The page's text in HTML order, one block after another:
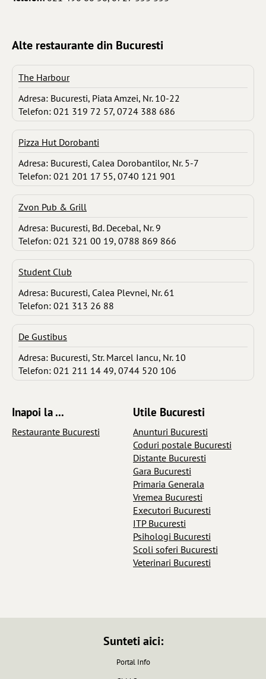
Alte restaurante din Bucuresti
The Harbour
Adresa: Bucuresti, Piata Amzei, Nr. 10-22
Telefon: 021 319 72 57, 0724 388 686
Pizza Hut Dorobanti
Adresa: Bucuresti, Calea Dorobantilor, Nr. 5-7
Telefon: 021 201 17 55, 0740 121 901
Zvon Pub & Grill
Adresa: Bucuresti, Bd. Decebal, Nr. 9
Telefon: 021 321 00 19, 0788 869 866
Student Club
Adresa: Bucuresti, Calea Plevnei, Nr. 61
Telefon: 021 313 26 88
De Gustibus
Adresa: Bucuresti, Str. Marcel Iancu, Nr. 10
Telefon: 021 211 14 49, 0744 520 106
Inapoi la ...
Restaurante Bucuresti
Utile Bucuresti
Anunturi Bucuresti
Coduri postale Bucuresti
Distante Bucuresti
Gara Bucuresti
Primaria Generala
Vremea Bucuresti
Executori Bucuresti
ITP Bucuresti
Psihologi Bucuresti
Scoli soferi Bucuresti
Veterinari Bucuresti
Sunteti aici:
Portal Info